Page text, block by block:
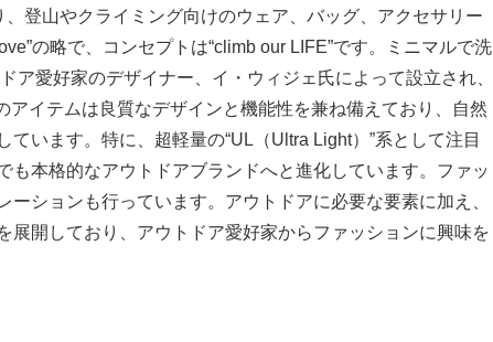
登山やクライミング向けのウェア、バッグ、アクセサリー
の略で、コンセプトは“climb our LIFE”です。ミニマルで洗
愛好家のデザイナー、イ・ウィジェ氏によって設立され、
イテムは良質なデザインと機能性を兼ね備えており、自然
います。特に、超軽量の“UL（Ultra Light）”系として注目
本格的なアウトドアブランドへと進化しています。ファッ
ションも行っています。アウトドアに必要な要素に加え、
開しており、アウトドア愛好家からファッションに興味を